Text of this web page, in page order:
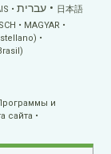
עברית
日本語
MAGYAR
и
сайта